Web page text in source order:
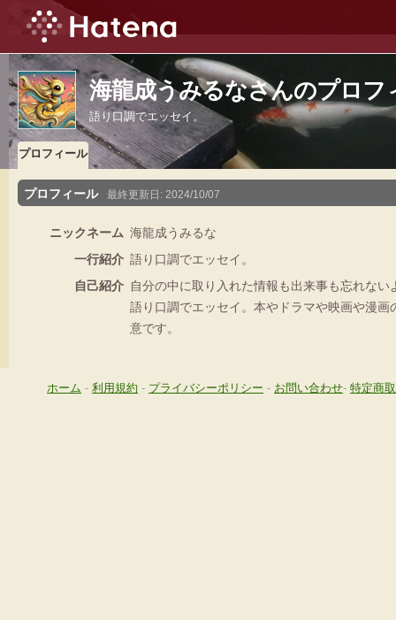
海龍成うみるなさんのプロフ
語り口調でエッセイ。
プロフィール
プロフィール 最終更新日: 2024/10/07
ニックネーム 海龍成うみるな
一行紹介 語り口調でエッセイ。
自己紹介 自分の中に取り入れた情報も出来事も忘れない
語り口調でエッセイ。本やドラマや映画や漫
意です。
ホーム - 利用規約 - プライバシーポリシー - お問い合わせ- 特定商